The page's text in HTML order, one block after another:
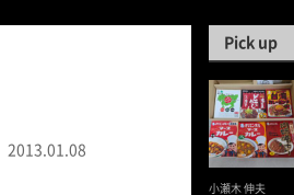
2013.01.08
Pick up
小瀬木 伸夫